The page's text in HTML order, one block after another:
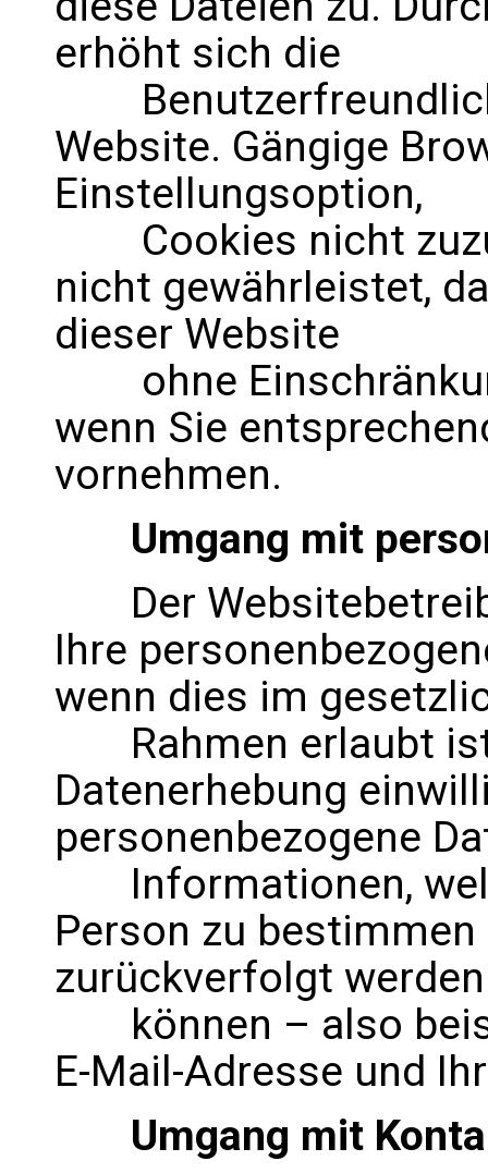
erhöht sich die
Website. Gängige
Einstellungsoption,
Cookies nicht
nicht gewährleistet,
dieser Website
ohne
wenn Sie
vornehmen.
Umgang mit
Der
Ihre
wenn dies im
Rahmen erlaubt ist
Datenerhebung
personenbezogene
Informationen,
Person zu
zurückverfolgt werden
können – also
E-Mail-Adresse und
Umgang mit